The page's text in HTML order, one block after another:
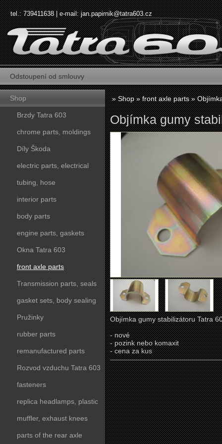
tel.: 739411638 | e-mail:jan.papirnik@tatra603.cz
Odstoupení od smlouvy
Shop
Brzdy Tatra 603
chrome parts, moldings
Díly Škoda
electric parts, electrical
tubing, hose
interior parts
body parts
engine parts, gaskets
Okna Tatra 603
front axle parts
Transmission parts, seals
gasket sets, body sealing
Pružinky
rubber parts
remanufactured parts
Rozvod vzduchu Tatra 603
fasteners
replica headlamps, plastic
parts
muffler, exhaust knees
parts of the rear axle
»Shop»front axle parts»
Objímka gumy
Objímka gumy stabilizátoru Tatra
- nové
- pozink nebo komaxit
- cena za kus